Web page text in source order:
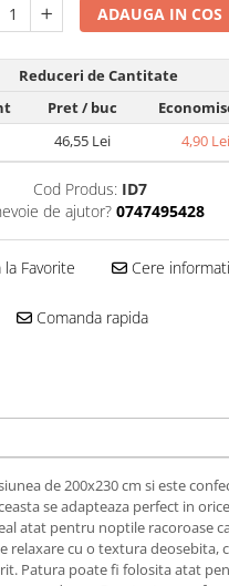
ADAUGA IN COS
Reduceri de Cantitate
Pret/ buc
46,55 Lei 4,90 Lei
Cod Produs: ID7
de ajutor? 0747495428
Favorite Cere
Comanda rapida
de 200x230 cm si este
se adapteaza perfect in
atat pentru noptile racoroase
relaxare cu o textura deosebita,
Patura poate fi folosita atat